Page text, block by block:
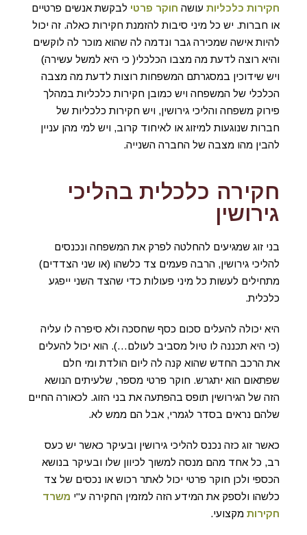
חקירות כלכליות עושה חוקר פרטי לבקשת אנשים פרטיים
או חברות. יש כל מיני סיבות להזמנת חקירות כאלה. זה יכול
להיות אישה שמכירה גבר ונדמה לה שהוא מוכר לה לוקשים
והיא רוצה לדעת מה מצבו הכלכלי( כי היא למשל עשירה)
ויש שידוכין במסגרתם המשפחות רוצות לדעת מה מצבה
הכלכלי של המשפחה ויש כמובן חקירות כלכליות במהלך
פירוק משפחה והליכי גירושין, ויש חקירות כלכליות של
חברות שנוגעות למיזוג או לאיחוד קרוב, ויש למי מהן עניין
להבין מהו מצבה של החברה השנייה.
חקירה כלכלית בהליכי
גירושין
בני זוג שמגיעים להחלטה לפרק את המשפחה ונכנסים
להליכי גירושין, הרבה פעמים צד כלשהו (או שני הצדדים)
מתחילים לעשות כל מיני פעולות כדי שהצד השני ייפגע
כלכלית.
היא יכולה להעלים סכום כסף שחסכה ולא סיפרה לו עליה
(כי היא תכננה לו טיול מסביב לעולם…). הוא יכול להעלים
את הרכב החדש שהוא קנה לה ליום הולדת ומי חלם
שפתאום הוא יתגרש. חוקר פרטי מספר, שלעיתים הנושא
הזה של הגירושין תופס בהפתעה את בני הזוג. לכאורה החיים
שלהם נראים בסדר לגמרי, אבל הם ממש לא.
כאשר זוג כזה נכנס להליכי גירושין ובעיקר כאשר יש כעס
רב, כל אחד מהם מנסה למשוך לכיוון שלו ובעיקר בנושא
הכספי ולכן חוקר פרטי יכול לאתר רכוש או נכסים של צד
כלשהו ולספק את המידע הזה למזמין החקירה ע"י משרד
חקירות מקצועי.